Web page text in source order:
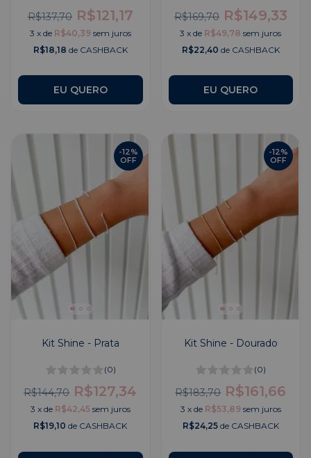
R$137,70R$121,17
3 x de R$40,39 sem juros
R$18,18 de CASHBACK
EU QUERO
R$169,70R$149,33
3 xde R$49,78 sem juros
R$22,40 de CASHBACK
EU QUERO
Kit Shine - Prata
(0)
R$144,70 R$127,34
-12%
OFF
3 x de R$42,45 sem juros
R$19,10 de CASHBACK
Kit Shine - Dourado
(0)
R$183,70 R$161,66
-12%
OFF
3 x de R$53,89 sem juros
R$24,25de CASHBACK